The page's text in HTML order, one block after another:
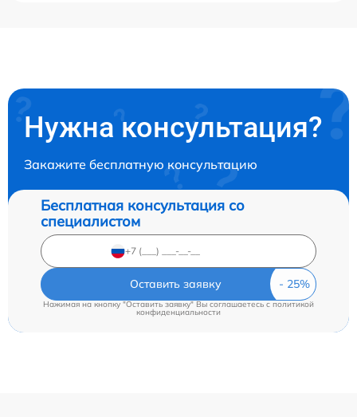
Нужна консультация?
Закажите бесплатную консультацию
Бесплатная консультация со
специалистом
Оставить заявку
Нажимая на кнопку "Оставить заявку" Вы соглашаетесь cполитикой
конфиденциальности